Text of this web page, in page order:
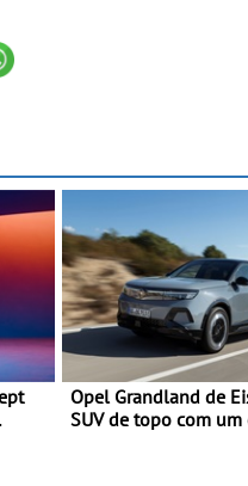
Opel Grandland de
SUV de topo com